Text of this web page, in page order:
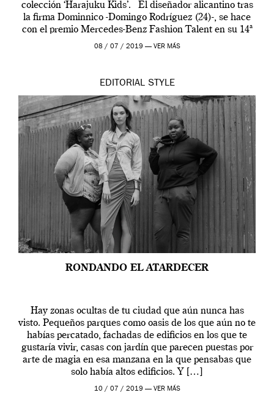
colección ‘Harajuku Kids’. El diseñador alicantino tras
la firma Dominnico -Domingo Rodríguez (24)-, se hace
con el premio Mercedes-Benz Fashion Talent en su 14ª
edición. […]
08 / 07 / 2019 — VER MÁS
EDITORIAL STYLE
RONDANDO EL ATARDECER
Hay zonas ocultas de tu ciudad que aún nunca has
visto. Pequeños parques como oasis de los que aún no te
habías percatado, fachadas de edificios en los que te
gustaría vivir, casas con jardín que parecen puestas por
arte de magia en esa manzana en la que pensabas que
solo había altos edificios. Y […]
10 / 07 / 2019 — VER MÁS